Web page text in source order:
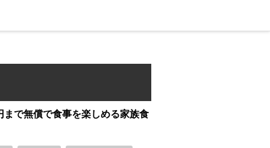
で無償で食事を楽しめる家族食